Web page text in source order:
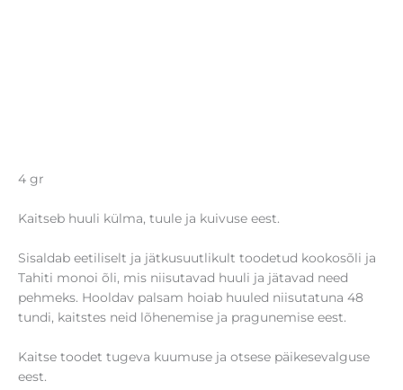
4 gr
Kaitseb huuli külma, tuule ja kuivuse eest.
Sisaldab eetiliselt ja jätkusuutlikult toodetud kookosõli ja
Tahiti monoi õli, mis niisutavad huuli ja jätavad need
pehmeks. Hooldav palsam hoiab huuled niisutatuna 48
tundi, kaitstes neid lõhenemise ja pragunemise eest.
Kaitse toodet tugeva kuumuse ja otsese päikesevalguse
eest.